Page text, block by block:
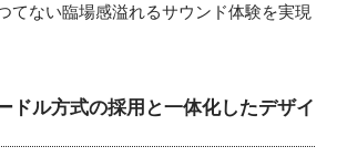
てない臨場感溢れるサウンド体験を実現
ドル方式の採用と一体化したデザイ